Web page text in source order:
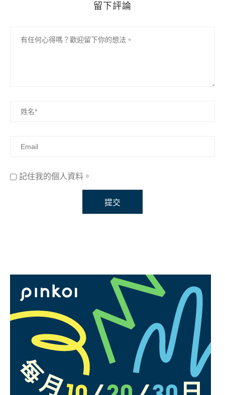
留下評論
記住我的個人資料。